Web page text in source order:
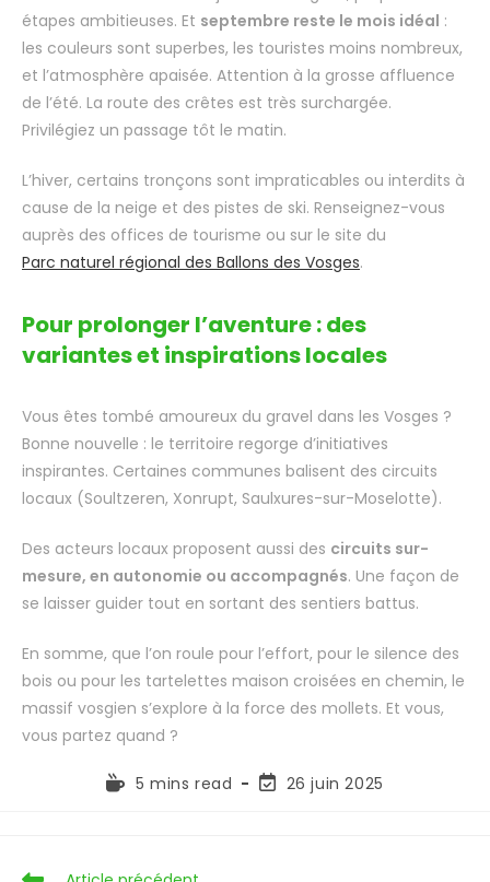
étapes ambitieuses. Et septembre reste le mois idéal :
les couleurs sont superbes, les touristes moins nombreux,
et l’atmosphère apaisée. Attention à la grosse affluence
de l’été. La route des crêtes est très surchargée.
Privilégiez un passage tôt le matin.
L’hiver, certains tronçons sont impraticables ou interdits à
cause de la neige et des pistes de ski. Renseignez-vous
auprès des offices de tourisme ou sur le site du
Parc naturel régional des Ballons des Vosges.
Pour prolonger l’aventure : des
variantes et inspirations locales
Vous êtes tombé amoureux du gravel dans les Vosges ?
Bonne nouvelle : le territoire regorge d’initiatives
inspirantes. Certaines communes balisent des circuits
locaux (Soultzeren, Xonrupt, Saulxures-sur-Moselotte).
Des acteurs locaux proposent aussi des circuits sur-
mesure, en autonomie ou accompagnés. Une façon de
se laisser guider tout en sortant des sentiers battus.
En somme, que l’on roule pour l’effort, pour le silence des
bois ou pour les tartelettes maison croisées en chemin, le
massif vosgien s’explore à la force des mollets. Et vous,
vous partez quand ?
5 mins read 26 juin 2025